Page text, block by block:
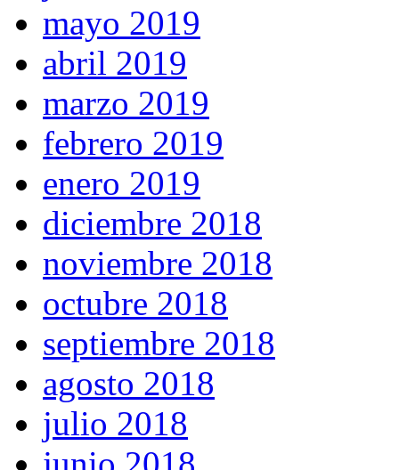
mayo 2019
abril 2019
marzo 2019
febrero 2019
enero 2019
diciembre 2018
noviembre 2018
octubre 2018
septiembre 2018
agosto 2018
julio 2018